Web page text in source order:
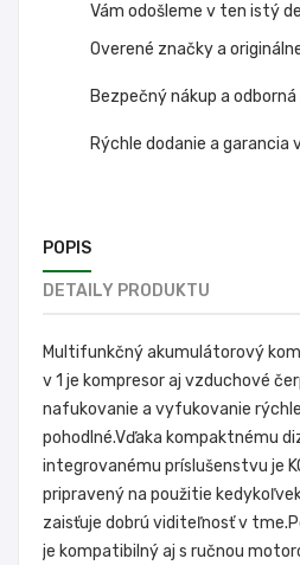
Vám odošleme v ten istý
Overené značky a
Bezpečný nákup a
Rýchle dodanie a
POPIS
DETAILY PRODUKTU
Multifunkčný akumulátorový
v 1 je kompresor aj vzduchové
nafukovanie a vyfukovanie
pohodlné.Vďaka kompaktnému
integrovanému príslušenstvu je
pripravený na použitie
zaisťuje dobrú viditeľnosť v
je kompatibilný aj s ručnou